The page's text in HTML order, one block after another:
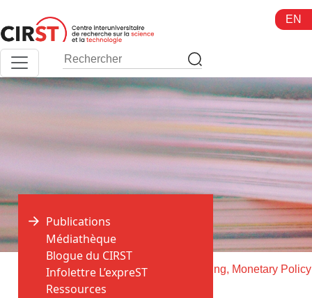
au
contenu
EN
Accueil > Publications >
Publications
Médiathèque
Blogue du CIRST
Infolettre L’expreST
Ressources